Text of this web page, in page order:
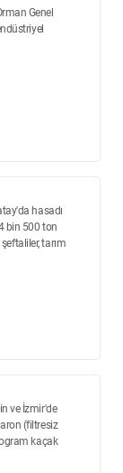
Genel
hasadı
bin 500 ton
tarım
ve İzmir'de
(filtresiz
kaçak